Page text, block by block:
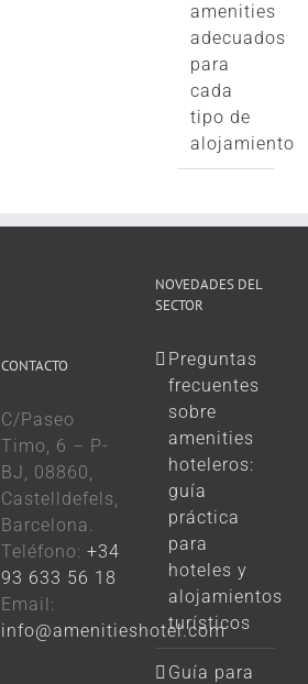
amenities
adecuados
para
cada
tipo de
alojamiento
CONTACTO
C/Paseo
Timo, 6 – P-
BJ, 08860,
Castelldefels,
Barcelona.
Teléfono:+34
93 633 56 18
Email:
info@amenitieshotel.com
NOVEDADES DEL
SECTOR
Preguntas
frecuentes
sobre
amenities
hoteleros:
guía
práctica
para
hoteles y
alojamientos
turísticos
Guía para